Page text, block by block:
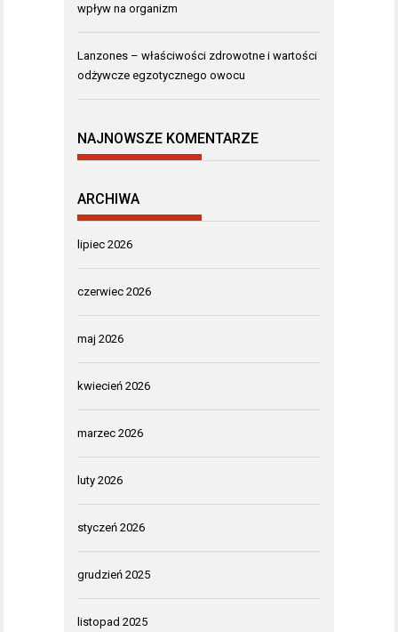
wpływ na organizm
Lanzones – właściwości zdrowotne i wartości
odżywcze egzotycznego owocu
NAJNOWSZE KOMENTARZE
ARCHIWA
lipiec 2026
czerwiec 2026
maj 2026
kwiecień 2026
marzec 2026
luty 2026
styczeń 2026
grudzień 2025
listopad 2025